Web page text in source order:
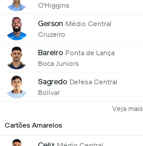
O'Higgins
Gerson Médio Central
Cruzeiro
Bareiro Ponta de Lança
Boca Juniors
Sagredo Defesa Central
Bolívar
Veja mais
Cartões Amarelos